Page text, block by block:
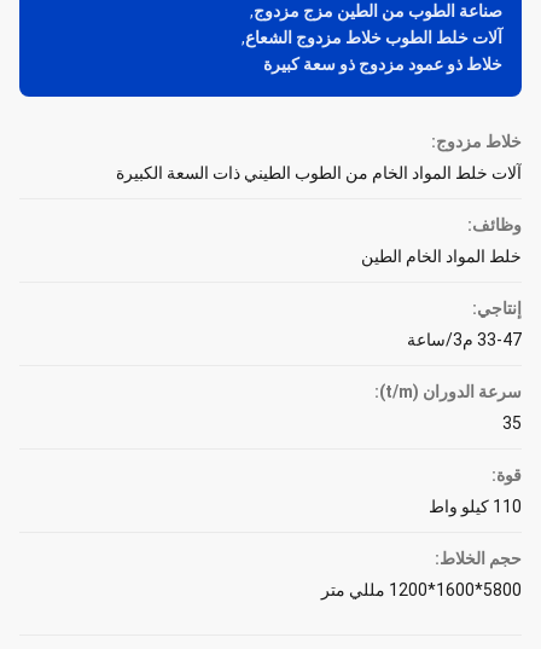
صناعة الطوب من الطين مزج مزدوج,
آلات خلط الطوب خلاط مزدوج الشعاع,
خلاط ذو عمود مزدوج ذو سعة كبيرة
خلاط مزدوج:
آلات خلط المواد الخام من الطوب الطيني ذات السعة الكبيرة
وظائف:
خلط المواد الخام الطين
إنتاجي:
33-47 م3/ساعة
سرعة الدوران (t/m):
35
قوة:
110 كيلو واط
حجم الخلاط:
5800*1600*1200 مللي متر